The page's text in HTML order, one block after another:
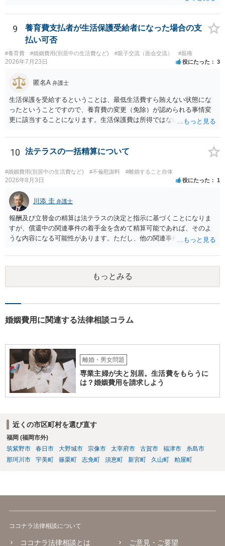
額調停での解決が望ましいと思います。 生活保護世帯であれば、法テ
ラスを利用して弁護士へ依頼することも考えられるでしょう（最終的
には立替えを受けた弁護士費用等の償還が免除されるからです）。
養育費に関するやりとり等があればそちらについても確認する必要が
あるでしょう。 公開相談の場での回答よりも個別に弁護士にご相談さ
れることをお勧めいたします。
9
養育費支払者が生活保護受給者になった場合の支
払い可否
#養育費 #婚姻費用(別居中の生活費など) #親子交流（面会交流） #親権
2026年7月23日 役にたった 3
匿名A 弁護士
生活保護を受給するということは、最低生活費すら賄えない状態にな
ったということですので、養育費の変更（免除）が認められる事情変
更に該当することになります。生活保護費は所得ではないので、「保
支払った場合に返還請求権が認められたり役所から何らかのペナルテ
ィが課されたりするわけではなく、「残りのお金で自己責任で生活せ
よ」ということになるので、生活保護を受給することになった時はす
みやかに合意のための話し合いあるいは調停申立てをすべきでしょ
う。
10 法テラスの一括精算について
#婚姻費用(別居中の生活費など) #不倫慰謝料 #離婚すること自体
2026年8月3日 役にたった 1
川添 圭 弁護士
報酬及び立替金の精算は法テラスの決定と指示に基づくことになりま
すが、償還中の関連事件の着手金を含めて精算可能であれば、そのよ
うな内容になる可能性があります。ただし、他の関連事件でも相手方
情によって対応が違いますので、法テラスへお尋ねいただいた方が確
実です。
もっとみる
婚姻費用に関連する法律相談コラム
離婚・男女問題
専業主婦が夫と別居。生活費をもらうに
は？婚姻費用を請求しよう
近くの市区町村を選び直す
福岡 (福岡市外)
筑紫野市
春日市 大野城市 宗像市 太宰府市 古賀市 福津市
糸島市
那珂川市
宇美町 篠栗町 志免町 須恵町 新宮町 久山町 粕屋町
ココナラ法律相談について
ココナラ法律相談とは ご意見・ご要望